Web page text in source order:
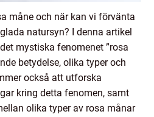
måne och när kan vi förvänta
natursyn? I denna artikel
mystiska fenomenet ”rosa
betydelse, olika typer och
också att utforska
kring detta fenomen, samt
olika typer av rosa månar